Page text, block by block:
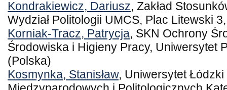
Kondrakiewicz, Dariusz, Zakład
Wydział Politologii UMCS, Plac Litewski
Korniak-Tracz, Patrycja, SKN Ochrony
Środowiska i Higieny Pracy, Uniwersytet
(Polska)
Kosmynka, Stanisław, Uniwersytet Łódzki